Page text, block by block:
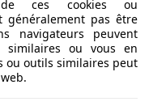
de ces cookies ou
généralement pas être
navigateurs peuvent
similaires ou vous en
ou outils similaires peut